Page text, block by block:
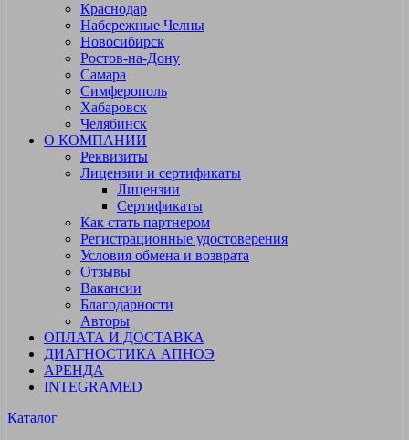
Краснодар
Набережные Челны
Новосибирск
Ростов-на-Дону
Самара
Симферополь
Хабаровск
Челябинск
О КОМПАНИИ
Реквизиты
Лицензии и сертификаты
Лицензии
Сертификаты
Как стать партнером
Регистрационные удостоверения
Условия обмена и возврата
Отзывы
Вакансии
Благодарности
Авторы
ОПЛАТА И ДОСТАВКА
ДИАГНОСТИКА АПНОЭ
АРЕНДА
INTEGRAMED
Каталог